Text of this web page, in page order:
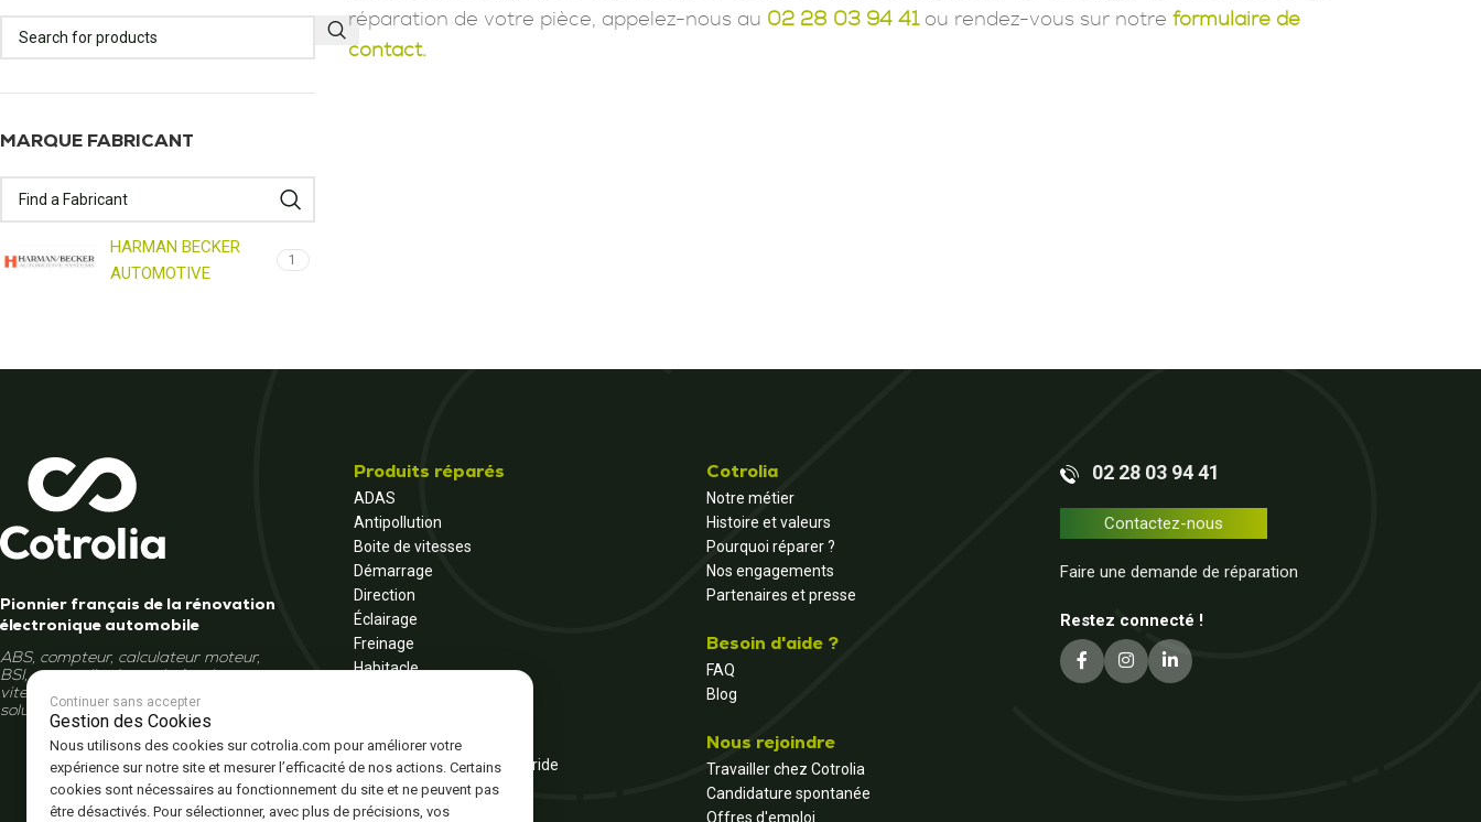
MARQUE FABRICANT
HARMAN BECKER
AUTOMOTIVE
1
réparation de votre pièce, appelez-nous au 02 28 03 94 41ou rendez-vous sur notre formulaire de
contact.
Pionnier français de la rénovation
électronique automobile
ABS, compteur, calculateur moteur,
BSI, autoradio, écran, boîte de
vitesses... Et si la réparation était la
solution ?
Produits réparés
ADAS
Antipollution
Boite de vitesses
Démarrage
Direction
Éclairage
Freinage
Habitacle
Tableau de bord
Véhicule électrique et hybride
Cotrolia
Notre métier
Histoire et valeurs
Pourquoi réparer ?
Nos engagements
Partenaires et presse
Besoin d'aide ?
FAQ
Blog
Nous rejoindre
Travailler chez Cotrolia
Candidature spontanée
Offres d'emploi
02 28 03 94 41
Contactez-nous
Faire une demande de réparation
Restez connecté !
Continuer sans accepter
Gestion des Cookies
Nous utilisons des cookies sur cotrolia.com pour améliorer votre
expérience sur notre site et mesurer l’efficacité de nos actions. Certains
cookies sont nécessaires au fonctionnement du site et ne peuvent pas
être désactivés. Pour sélectionner, avec plus de précisions, vos